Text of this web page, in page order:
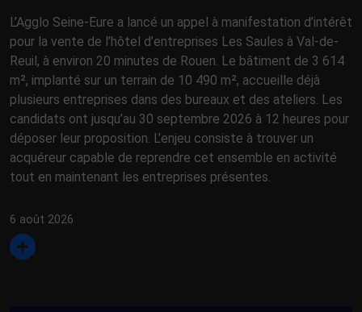
L’Agglo Seine-Eure a lancé un appel à manifestation d’intérêt
pour la vente de l’hôtel d’entreprises Les Saules à Val-de-
Reuil, à environ 20 minutes de Rouen. Le bâtiment de 3 614
m², implanté sur un terrain de 10 490 m², accueille déjà
plusieurs entreprises dans des bureaux et des ateliers. Les
candidats ont jusqu’au 30 septembre 2026 à 12 heures pour
déposer leur proposition. L’enjeu consiste à trouver un
acquéreur capable de reprendre cet ensemble en activité
tout en maintenant les entreprises présentes.
6 août 2026